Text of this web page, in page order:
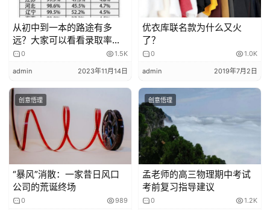
三元桥校区（静安里甲30号）取回。
·东城、西城高三期中考试时间 ·
根据最新收集到学生分享的东城、西城
高三期中考试安排，
考试于
进行，具体考试安排暂未收集到，欢迎大家
分享给我们～
其他区期中考试预计也会在
10月底11月中上旬
大家要提前做好备考准备，以最佳状态迎接考试
2023-2024北京西城初中期中考试时
间定了!10月30日开考!
从初中到一本的路途有多
远？大家可以看看录取率再
打算！
0 1.5K
admin 2023年11月14日
优衣库联名款为什么又火
了？
0 1.0K
admin 2019年7月2日
创意悟理
“暴风”消散：一家昔日风口
公司的荒诞终场
0 989
创意悟理
孟老师的高三物理期中考试
考前复习指导建议
0 1.2K